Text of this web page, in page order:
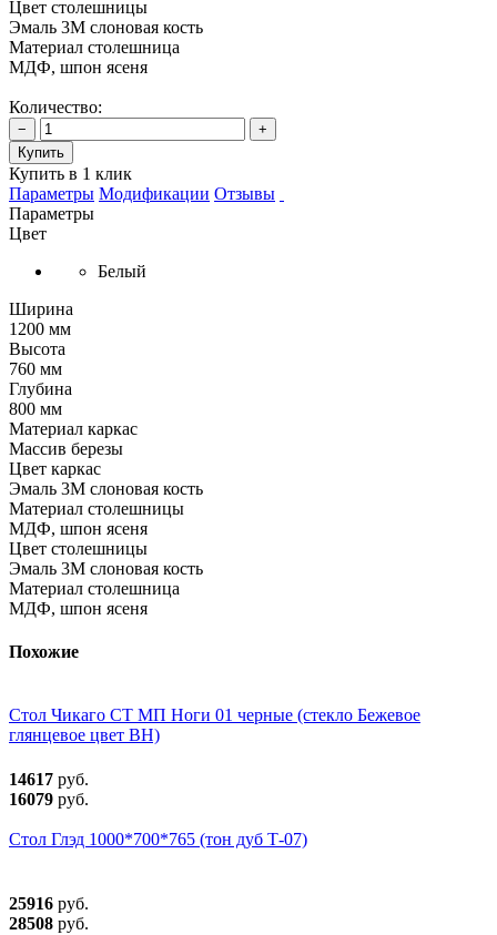
Цвет столешницы
Эмаль 3М слоновая кость
Материал столешница
МДФ, шпон ясеня
Количество:
−
+
Купить
Купить в 1 клик
Параметры Модификации Отзывы
Параметры
Цвет
Белый
Ширина
1200 мм
Высота
760 мм
Глубина
800 мм
Материал каркас
Массив березы
Цвет каркас
Эмаль 3М слоновая кость
Материал столешницы
МДФ, шпон ясеня
Цвет столешницы
Эмаль 3М слоновая кость
Материал столешница
МДФ, шпон ясеня
Похожие
Стол Чикаго СТ МП Ноги 01 черные (стекло Бежевое
глянцевое цвет ВН)
14617 руб.
16079 руб.
Стол Глэд 1000*700*765 (тон дуб Т-07)
25916 руб.
28508 руб.